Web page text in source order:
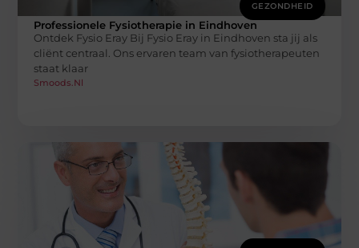
GEZONDHEID
Professionele Fysiotherapie in Eindhoven
Ontdek Fysio Eray Bij Fysio Eray in Eindhoven sta jij als
cliënt centraal. Ons ervaren team van fysiotherapeuten
staat klaar
Smoods.nl